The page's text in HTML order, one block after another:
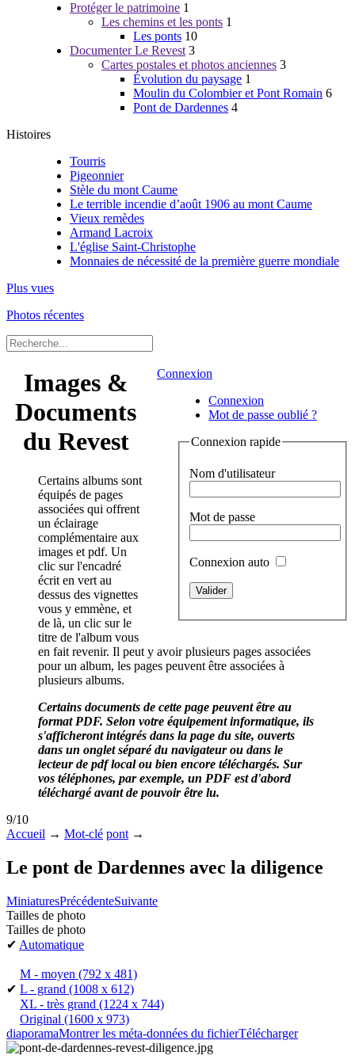
Protéger le patrimoine 1
Les chemins et les ponts 1
Les ponts 10
Documenter Le Revest 3
Cartes postales et photos anciennes 3
Évolution du paysage 1
Moulin du Colombier et Pont Romain 6
Pont de Dardennes 4
Histoires
Tourris
Pigeonnier
Stèle du mont Caume
Le terrible incendie d’août 1906 au mont Caume
Vieux remèdes
Armand Lacroix
L'église Saint-Christophe
Monnaies de nécessité de la première guerre mondiale
Plus vues
Photos récentes
Connexion
Connexion
Mot de passe oublié ?
Connexion rapide
Nom d'utilisateur
Mot de passe
Connexion auto
Images &
Documents
du Revest
Certains albums sont
équipés de pages
associées qui offrent
un éclairage
complémentaire aux
images et pdf. Un
clic sur l'encadré
écrit en vert au
dessus des vignettes
vous y emmène, et
de là, un clic sur le
titre de l'album vous
en fait revenir. Il peut y avoir plusieurs pages associées
pour un album, les pages peuvent être associées à
plusieurs albums.
Certains documents de cette page peuvent être au
format PDF. Selon votre équipement informatique, ils
s'afficheront intégrés dans la page du site, ouverts
dans un onglet séparé du navigateur ou dans le
lecteur de pdf local ou bien encore téléchargés. Sur
vos téléphones, par exemple, un PDF est d'abord
téléchargé avant de pouvoir être lu.
9/10
Accueil → Mot-clé pont →
Le pont de Dardennes avec la diligence
MiniaturesPrécédenteSuivante
Tailles de photo
Tailles de photo
✔ Automatique
M - moyen (792 x 481)
✔ L - grand (1008 x 612)
XL - très grand (1224 x 744)
Original (1600 x 973)
diaporamaMontrer les méta-données du fichierTélécharger